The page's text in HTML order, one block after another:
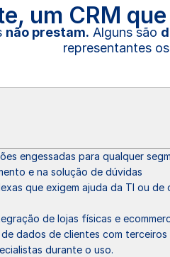
um CRM
não prestam. Alguns são
representantes
engessadas para qualquer
e na solução de dúvidas
que exigem ajuda da TI ou de
de lojas físicas e
dados de clientes com terceiros
durante o uso.